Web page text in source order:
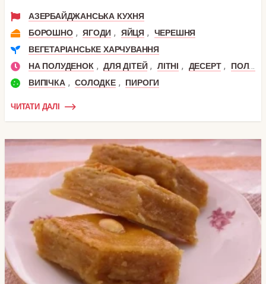
АЗЕРБАЙДЖАНСЬКА КУХНЯ
БОРОШНО , ЯГОДИ , ЯЙЦЯ ,
ЧЕРЕШНЯ
ВЕГЕТАРІАНСЬКЕ ХАРЧУВАННЯ
НА ПОЛУДЕНОК , ДЛЯ ДІТЕЙ , ЛІТНІ , ДЕСЕРТ ,
ПОЛУДЕНЬ
ВИПІЧКА , СОЛОДКЕ , ПИРОГИ
ЧИТАТИ ДАЛІ